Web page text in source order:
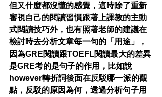
但又什麼都沒懂的感覺，這時除了重新
審視自己的閱讀習慣跟著上課教的主動
式閱讀技巧外，也有照著老師的建議在
檢討時去分析文章每一句的「用途」，
因為GRE閱讀跟TOEFL閱讀最大的差異
是GRE考的是句子的作用，比如說
however轉折詞後面在反駁哪一派的觀
點，反駁的原因為何，透過分析句子用